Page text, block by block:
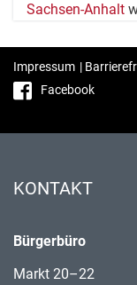
Sachsen-Anhalt
Impressum |
Facebook
KONTAKT
Bürgerbüro
Markt 20–22